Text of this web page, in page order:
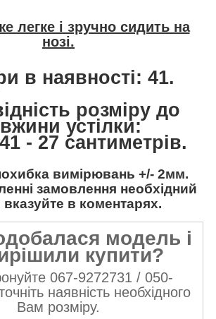
легке і зручно сидить на
нозі.
в наявності: 41.
розміру до
устілки:
- 27 сантиметрів.
вимірювань +/- 2мм.
замовлення необхідний
вказуйте в коментарях.
модель і
купити?
067-9272731 / 050-
наявність необхідного
Вам розміру.